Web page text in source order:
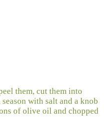
them, cut them into
with salt and a knob
of olive oil and chopped